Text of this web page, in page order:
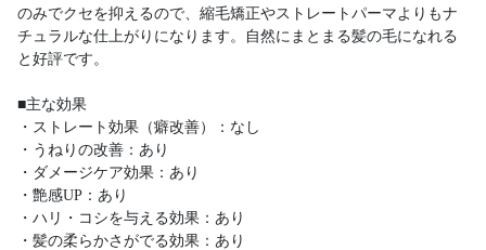
のみでクセを抑えるので、縮毛矯正やストレートパーマよりもナ
チュラルな仕上がりになります。自然にまとまる髪の毛になれる
と好評です。
■主な効果
・ストレート効果（癖改善）：なし
・うねりの改善：あり
・ダメージケア効果：あり
・艶感UP：あり
・ハリ・コシを与える効果：あり
・髪の柔らかさがでる効果：あり